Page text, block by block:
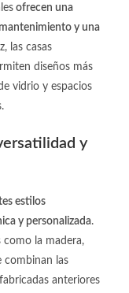
ofrecen una
y una
las casas
diseños más
vidrio y espacios
y
estilos
y personalizada.
como la madera,
combinan las
anteriores